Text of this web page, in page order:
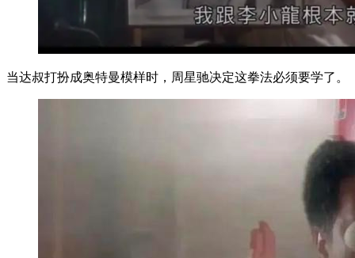
当达叔打扮成奥特曼模样时，周星驰决定这拳法必须要学了。